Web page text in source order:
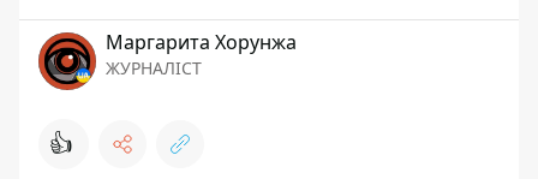
Маргарита Хорунжа
ЖУРНАЛІСТ
👍